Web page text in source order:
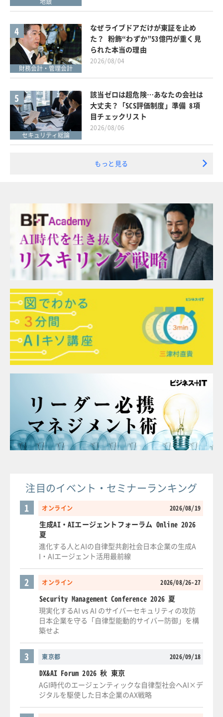
4
財務会計・管理会計
なぜライブドアだけが東証を止め
た？ 粉飾“わずか”53億円が重く見
られた本当の理由
2026/08/04
5
セキュリティ総論
該当ゼロは超危険…あなたの会社は
大丈夫？「SCS評価制度」準備 8項
目チェックリスト
2026/08/06
もっと見る
注目のイベント・セミナーランキング
オンライン 2026/08/19
1
生成AI・AIエージェントフォーラム Online 2026
夏
進化する人とAIの自律型共創社会日本企業の生成A
I・AIエージェント活用最前線
オンライン 2026/08/26-27
2
Security Management Conference 2026 夏
現実化するAI vs AI のサイバーセキュリティの攻防
日本企業を守る「自律型能動的サイバー防御」を構
築せよ
東京都 2026/09/18
3
DX&AI Forum 2026 秋 東京
AGI時代のエージェンティックな自律型社会へAI×デ
ジタルを駆使した日本企業のAX戦略